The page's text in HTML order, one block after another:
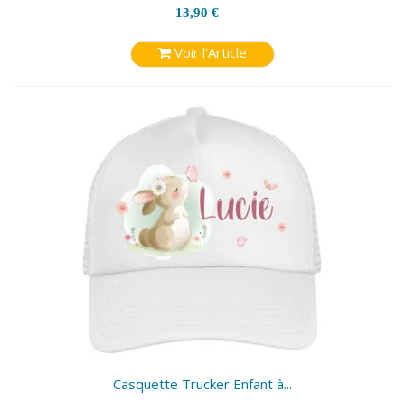
13,90 €
Voir l'Article
Casquette Trucker Enfant à...